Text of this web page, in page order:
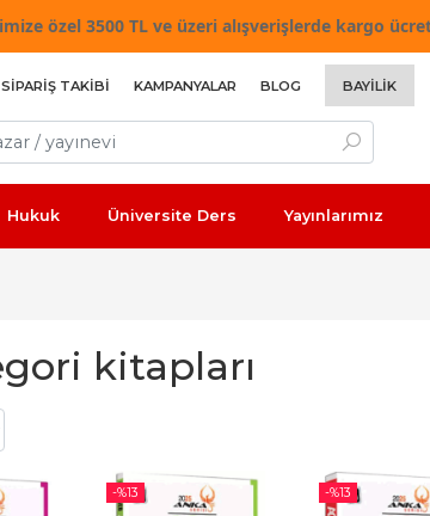
özel 3500 TL ve üzeri alışverişlerde kargo
SIPARIŞ TAKIBI KAMPANYALAR BLOG BAYILIK
Hukuk Üniversite Ders Yayınlarımız
kitapları
-%13 -%13